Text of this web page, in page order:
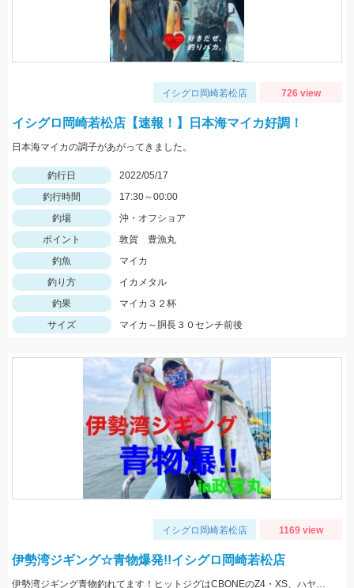
イシグロ岡崎若松店 726 view
イシグロ岡崎若松店【速報！】日本海マイカ好調！
日本海マイカの調子があがってきました。
釣行日
2022/05/17
釣行時間
17:30～00:00
釣場
沖・オフショア
ポイント
敦賀 豊漁丸
釣魚
マイカ
釣り方
イカメタル
釣果
マイカ３２杯
サイズ
マイカ～胴長３０センチ前後
イシグロ岡崎若松店 1169 view
伊勢湾ジギング☆青物爆発!!イシグロ岡崎若松店
伊勢湾ジギング青物釣れてます！ヒットジグはCBONEのZ4・XS、ハヤブサのスイッチなどなど！